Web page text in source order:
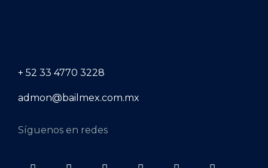
+ 52 33 4770 3228
admon@bailmex.com.mx
Síguenos en redes